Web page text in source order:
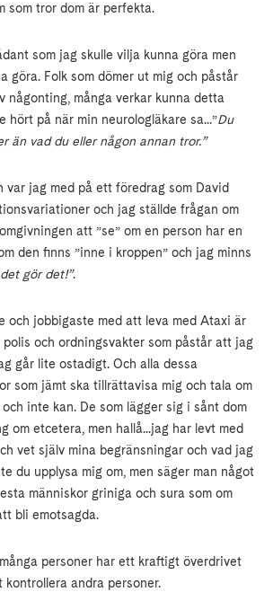
som tror dom är perfekta.
som jag skulle vilja kunna göra men
göra. Folk som dömer ut mig och påstår
någonting, många verkar kunna detta
hört på när min neurologläkare sa...”Du
än vad du eller någon annan tror.”
var jag med på ett föredrag som David
och jag ställde frågan om
att ”se” om en person har en
den finns ”inne i kroppen” och jag minns
gör det!”.
och jobbigaste med att leva med Ataxi är
och ordningsvakter som påstår att jag
går lite ostadigt. Och alla dessa
som jämt ska tillrättavisa mig och tala om
inte kan. De som lägger sig i sånt dom
om etcetera, men hallå...jag har levt med
vet själv mina begränsningar och vad jag
du upplysa mig om, men säger man något
människor griniga och sura som om
bli emotsagda.
personer har ett kraftigt överdrivet
kontrollera andra personer.